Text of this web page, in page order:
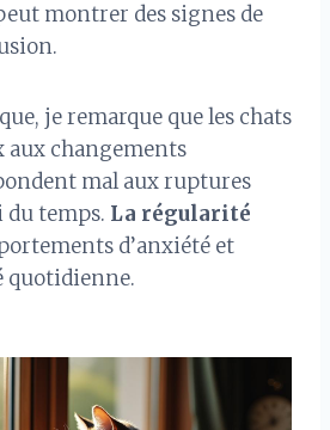
montrer des signes de
je remarque que les chats
aux changements
mal aux ruptures
du temps. La régularité
d’anxiété et
quotidienne.